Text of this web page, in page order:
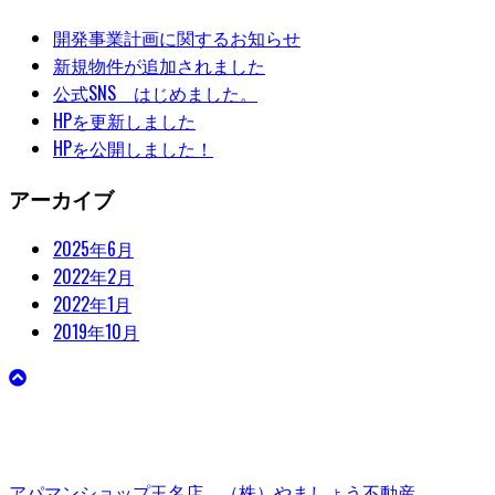
開発事業計画に関するお知らせ
新規物件が追加されました
公式SNS はじめました。
HPを更新しました
HPを公開しました！
アーカイブ
2025年6月
2022年2月
2022年1月
2019年10月